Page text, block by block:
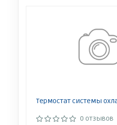
Термостат системы
0 отзывов